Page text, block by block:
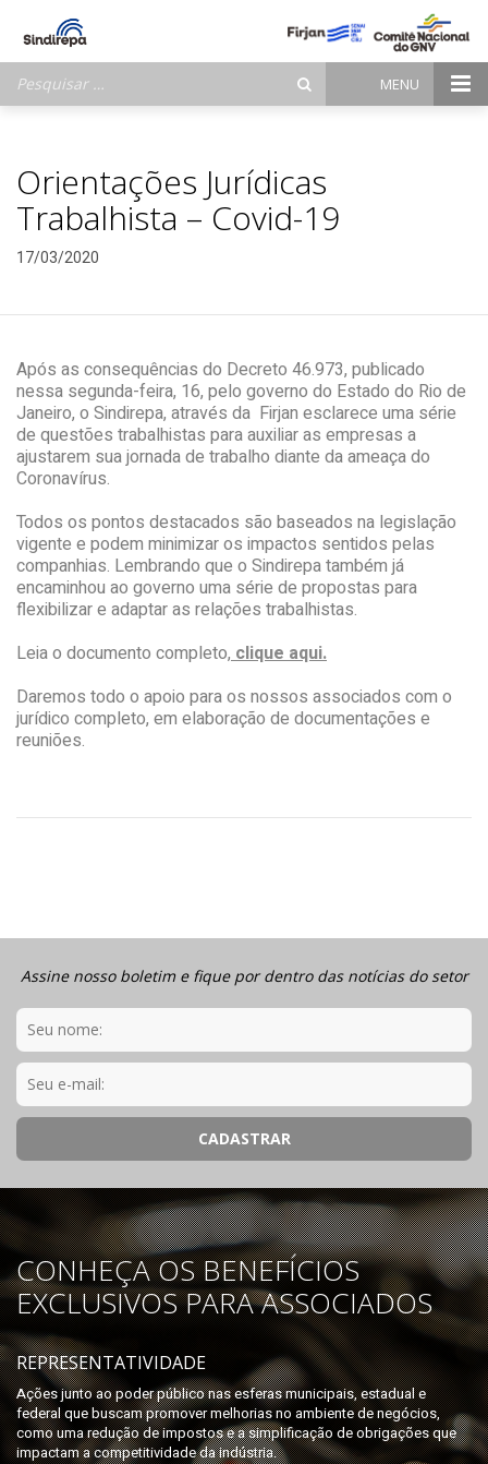
por:
MENU
Orientações Jurídicas
Trabalhista – Covid-19
17/03/2020
Após as consequências do Decreto 46.973, publicado
nessa segunda-feira, 16, pelo governo do Estado do Rio de
Janeiro, o Sindirepa, através da Firjan esclarece uma série
de questões trabalhistas para auxiliar as empresas a
ajustarem sua jornada de trabalho diante da ameaça do
Coronavírus.
Todos os pontos destacados são baseados na legislação
vigente e podem minimizar os impactos sentidos pelas
companhias. Lembrando que o Sindirepa também já
encaminhou ao governo uma série de propostas para
flexibilizar e adaptar as relações trabalhistas.
Leia o documento completo,clique aqui.
Daremos todo o apoio para os nossos associados com o
jurídico completo, em elaboração de documentações e
reuniões.
Assine nosso boletim e fique por dentro das notícias do setor
CONHEÇA OS BENEFÍCIOS
EXCLUSIVOS PARA ASSOCIADOS
REPRESENTATIVIDADE
Ações junto ao poder público nas esferas municipais, estadual e
federal que buscam promover melhorias no ambiente de negócios,
como uma redução de impostos e a simplificação de obrigações que
impactam a competitividade da indústria.